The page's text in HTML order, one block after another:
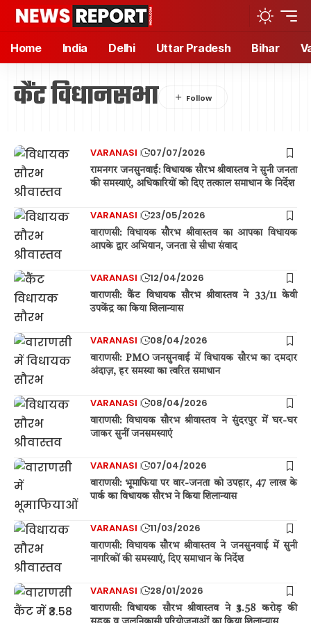
Home India Delhi Uttar Pradesh Bihar
कैंट विधानसभा
VARANASI 07/07/2026
रामनगर जनसुनवाई: विधायक सौरभ श्रीवास्तव ने सुनी जनता
की समस्याएं, अधिकारियों को दिए तत्काल समाधान के निर्देश
VARANASI 23/05/2026
वाराणसी: विधायक सौरभ श्रीवास्तव का आपका विधायक
आपके द्वार अभियान, जनता से सीधा संवाद
VARANASI 12/04/2026
वाराणसी: कैंट विधायक सौरभ श्रीवास्तव ने 33/11 केवी
उपकेंद्र का किया शिलान्यास
VARANASI 08/04/2026
वाराणसी: PMO जनसुनवाई में विधायक सौरभ का दमदार
अंदाज़, हर समस्या का त्वरित समाधान
VARANASI 08/04/2026
वाराणसी: विधायक सौरभ श्रीवास्तव ने सुंदरपुर में घर-घर
जाकर सुनीं जनसमस्याएं
VARANASI 07/04/2026
वाराणसी: भूमाफिया पर वार-जनता को उपहार, 47 लाख के
पार्क का विधायक सौरभ ने किया शिलान्यास
VARANASI 11/03/2026
वाराणसी: विधायक सौरभ श्रीवास्तव ने जनसुनवाई में सुनी
नागरिकों की समस्याएं, दिए समाधान के निर्देश
VARANASI 28/01/2026
वाराणसी: विधायक सौरभ श्रीवास्तव ने ₹3.58 करोड़ की